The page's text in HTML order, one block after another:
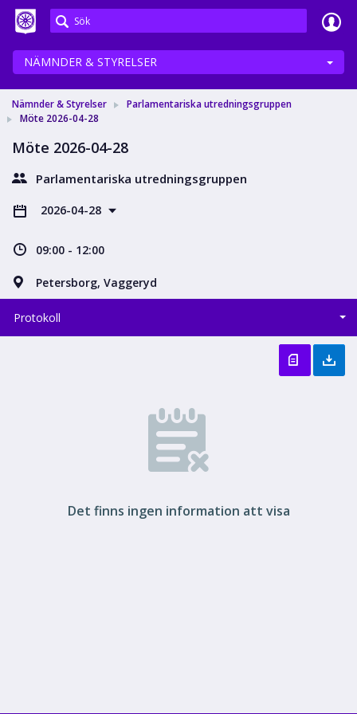
Meetings+
NÄMNDER & STYRELSER
Nämnder & Styrelser
Parlamentariska utredningsgruppen
Möte 2026-04-28
Möte 2026-04-28
Parlamentariska utredningsgruppen
2026-04-28
09:00 - 12:00
Petersborg, Vaggeryd
Protokoll
Det finns ingen information att visa